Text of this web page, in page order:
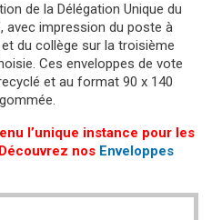
de la Délégation Unique du
avec impression du poste à
du collège sur la troisième
Ces enveloppes de vote
et au format 90 x 140
l’unique instance pour les
nos Enveloppes